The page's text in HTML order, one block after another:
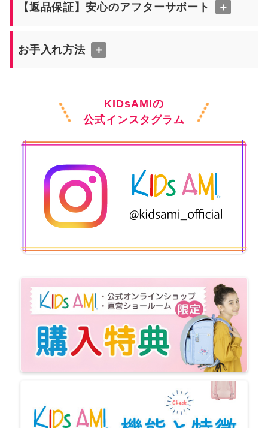
【返品保証】安心のアフターサポート ＋
お手入れ方法 ＋
KIDsAMIの
公式インスタグラム